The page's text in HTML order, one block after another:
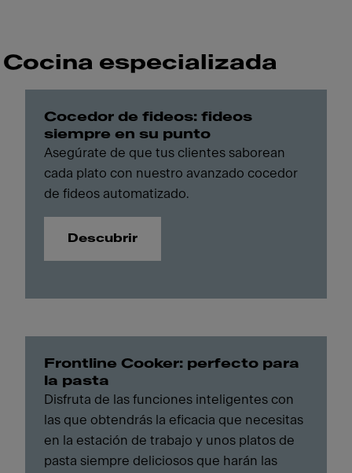
Cocina especializada
Cocedor de fideos: fideos
siempre en su punto
Asegúrate de que tus clientes saborean
cada plato con nuestro avanzado cocedor
de fideos automatizado.
Descubrir
Frontline Cooker: perfecto para
la pasta
Disfruta de las funciones inteligentes con
las que obtendrás la eficacia que necesitas
en la estación de trabajo y unos platos de
pasta siempre deliciosos que harán las